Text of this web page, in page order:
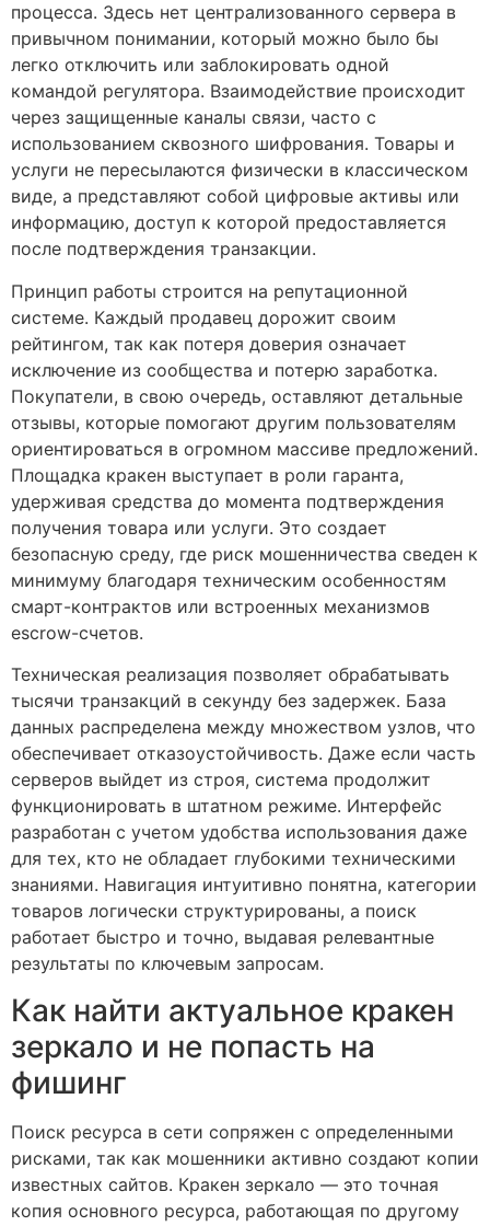
процесса. Здесь нет централизованного сервера в
привычном понимании, который можно было бы
легко отключить или заблокировать одной
командой регулятора. Взаимодействие происходит
через защищенные каналы связи, часто с
использованием сквозного шифрования. Товары и
услуги не пересылаются физически в классическом
виде, а представляют собой цифровые активы или
информацию, доступ к которой предоставляется
после подтверждения транзакции.
Принцип работы строится на репутационной
системе. Каждый продавец дорожит своим
рейтингом, так как потеря доверия означает
исключение из сообщества и потерю заработка.
Покупатели, в свою очередь, оставляют детальные
отзывы, которые помогают другим пользователям
ориентироваться в огромном массиве предложений.
Площадка кракен выступает в роли гаранта,
удерживая средства до момента подтверждения
получения товара или услуги. Это создает
безопасную среду, где риск мошенничества сведен к
минимуму благодаря техническим особенностям
смарт-контрактов или встроенных механизмов
escrow-счетов.
Техническая реализация позволяет обрабатывать
тысячи транзакций в секунду без задержек. База
данных распределена между множеством узлов, что
обеспечивает отказоустойчивость. Даже если часть
серверов выйдет из строя, система продолжит
функционировать в штатном режиме. Интерфейс
разработан с учетом удобства использования даже
для тех, кто не обладает глубокими техническими
знаниями. Навигация интуитивно понятна, категории
товаров логически структурированы, а поиск
работает быстро и точно, выдавая релевантные
результаты по ключевым запросам.
Как найти актуальное кракен
зеркало и не попасть на
фишинг
Поиск ресурса в сети сопряжен с определенными
рисками, так как мошенники активно создают копии
известных сайтов. Кракен зеркало — это точная
копия основного ресурса, работающая по другому